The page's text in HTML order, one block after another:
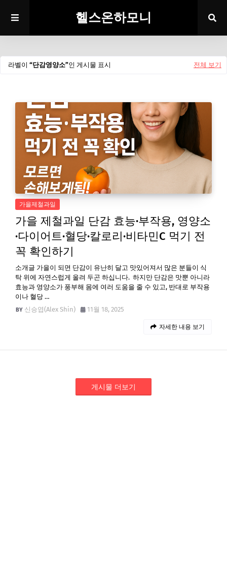
헬스온하모니
라벨이 단감영양소 인 게시물 표시 전체 보기
가을제철과일
가을 제철과일 단감 효능·부작용, 영양소
·다이어트·혈당·칼로리·비타민C 먹기 전
꼭 확인하기
소개글 가을이 되면 단감이 유난히 달고 맛있어져서 많은 분들이 식
탁 위에 자연스럽게 올려 두곤 하십니다. 하지만 단감은 맛뿐 아니라
효능과 영양소가 풍부해 몸에 여러 도움을 줄 수 있고, 반대로 부작용
이나 혈당 …
신승엽(Alex Shin)
11월 18, 2025
자세한 내용 보기
게시물 더보기